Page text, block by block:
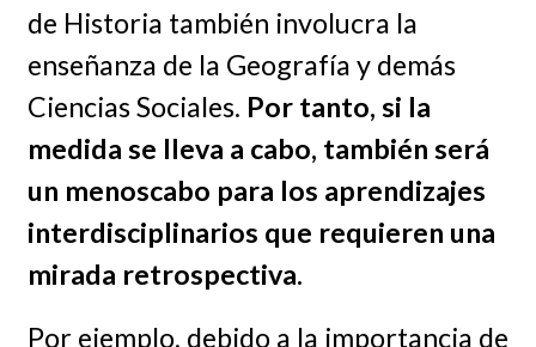
de Historia también involucra la
enseñanza de la Geografía y demás
Ciencias Sociales. Por tanto, si la
medida se lleva a cabo, también será
un menoscabo para los aprendizajes
interdisciplinarios que requieren una
mirada retrospectiva.
Por ejemplo, debido a la importancia de